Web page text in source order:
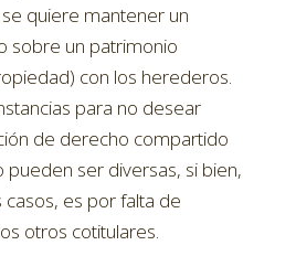
quiere mantener un
sobre un patrimonio
con los herederos.
para no desear
de derecho compartido
ser diversas, si bien,
es por falta de
otros cotitulares.